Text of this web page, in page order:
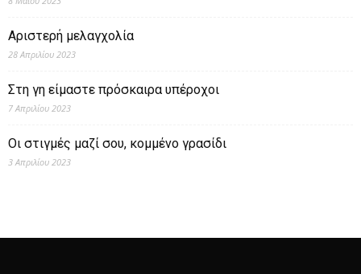
Αριστερή μελαγχολία
28 Απριλίου 2023
Στη γη είμαστε πρόσκαιρα υπέροχοι
7 Απριλίου 2023
Οι στιγμές μαζί σου, κομμένο γρασίδι
3 Απριλίου 2023